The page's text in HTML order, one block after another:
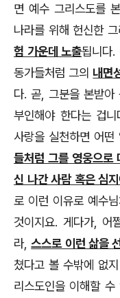
면 예수 그리스도를
나라를 위해 헌신한
험 가운데 노출됩니다.
동가들처럼 그의 내면
다. 곧, 그분을 본받아
부인해야 한다는 겁
사랑을 실천하면 어떤
들처럼 그를 영웅으로
신 나간 사람 혹은 심
로 이런 이유로 예수
것이지요. 게다가,
라, 스스로 이런 삶을
쳤다고 볼 수밖에 없
리스도인을 이해할